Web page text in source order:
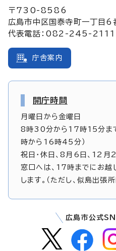
〒730-8586
広島市中区国泰寺町一丁目
代表電話：082-245-2111
庁舎案内
開庁時間
月曜日から金曜日
8時30分から17時15分まで
時から16時45分）
祝日・休日、8月6日、12
窓口へは、17時までにお越
します。（ただし、似島出
広島市公式